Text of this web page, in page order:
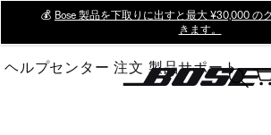
Main
💰 Bose 製品を下取りに出すと最大 ¥30,000 の
きます。
ヘルプセンター 注文 製品サポート